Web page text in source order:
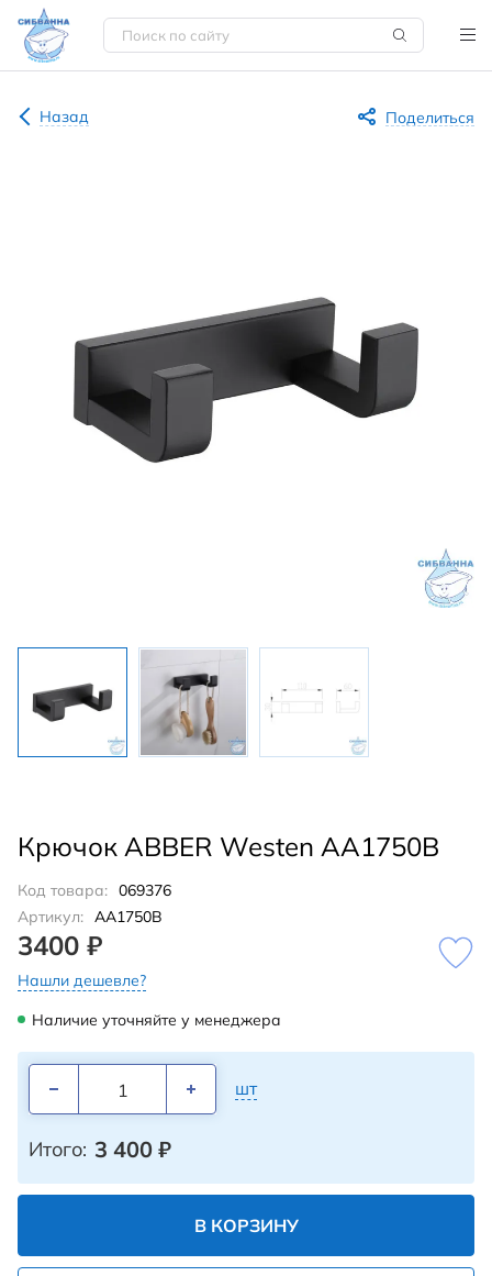
Назад Поделиться
Крючок ABBER Westen AA1750B
Код товара: 069376
Артикул: AA1750B
3400 ₽
Нашли дешевле?
Наличие уточняйте у менеджера
шт
Итого: 3 400 ₽
В КОРЗИНУ